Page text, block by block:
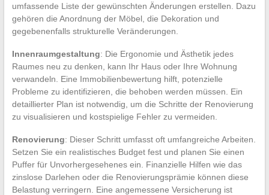
umfassende Liste der gewünschten Änderungen erstellen. Dazu
gehören die Anordnung der Möbel, die Dekoration und
gegebenenfalls strukturelle Veränderungen.
Innenraumgestaltung: Die Ergonomie und Ästhetik jedes
Raumes neu zu denken, kann Ihr Haus oder Ihre Wohnung
verwandeln. Eine Immobilienbewertung hilft, potenzielle
Probleme zu identifizieren, die behoben werden müssen. Ein
detaillierter Plan ist notwendig, um die Schritte der Renovierung
zu visualisieren und kostspielige Fehler zu vermeiden.
Renovierung: Dieser Schritt umfasst oft umfangreiche Arbeiten.
Setzen Sie ein realistisches Budget fest und planen Sie einen
Puffer für Unvorhergesehenes ein. Finanzielle Hilfen wie das
zinslose Darlehen oder die Renovierungsprämie können diese
Belastung verringern. Eine angemessene Versicherung ist